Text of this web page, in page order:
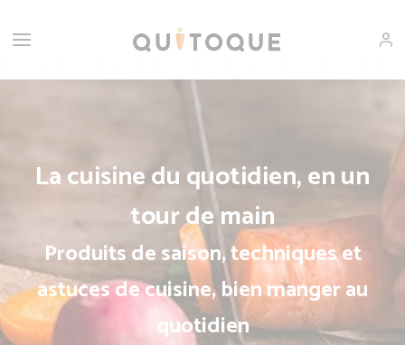
La cuisine du quotidien, en un
tour de main
Produits de saison, techniques et
astuces de cuisine, bien manger au
quotidien